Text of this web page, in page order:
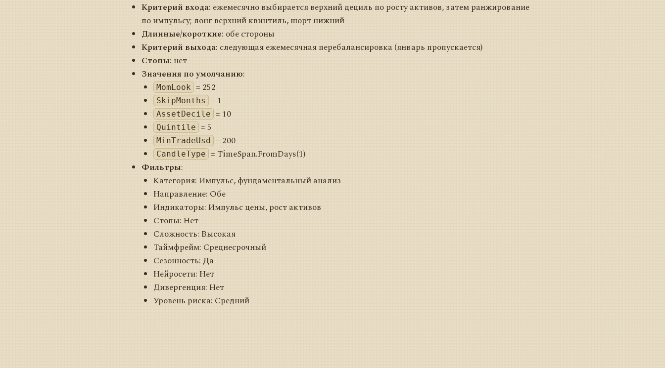
Критерий входа: ежемесячно выбирается верхний дециль по росту активов, затем ранжирование
по импульсу; лонг верхний квинтиль, шорт нижний
Длинные/короткие: обе стороны
Критерий выхода: следующая ежемесячная перебалансировка (январь пропускается)
Стопы: нет
Значения по умолчанию:
MomLook = 252
SkipMonths = 1
AssetDecile = 10
Quintile = 5
MinTradeUsd = 200
CandleType = TimeSpan.FromDays(1)
Фильтры:
Категория: Импульс, фундаментальный анализ
Направление: Обе
Индикаторы: Импульс цены, рост активов
Стопы: Нет
Сложность: Высокая
Таймфрейм: Среднесрочный
Сезонность: Да
Нейросети: Нет
Дивергенция: Нет
Уровень риска: Средний